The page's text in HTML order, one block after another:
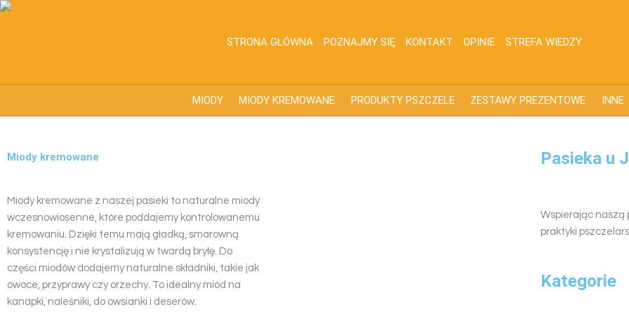
Przejdź
STRONA GŁÓWNA POZNAJMY SIĘ KONTAKT OPINIE STREFA WIEDZY
MIODY MIODY KREMOWANE PRODUKTY PSZCZELE ZESTAWY PREZENTOWE INNE
Miody kremowane
Miody kremowane z naszej pasieki to naturalne miody
wczesnowiosenne, które poddajemy kontrolowanemu
kremowaniu. Dzięki temu mają gładką, smarowną
konsystencję i nie krystalizują w twardą bryłę. Do
części miodów dodajemy naturalne składniki, takie jak
owoce, przyprawy czy orzechy. To idealny miód na
kanapki, naleśniki, do owsianki i deserów.
Pasieka u
Wspierając naszą
praktyki
Kategorie